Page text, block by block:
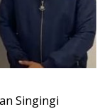
Singingi